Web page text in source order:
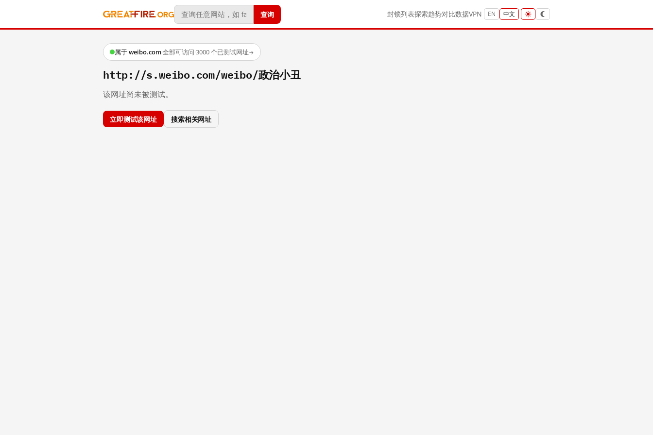
查询 封锁列表探索趋势对比数据VPN EN 中文
属于 weibo.com·全部可访问·3000 个已测试网址→
http://s.weibo.com/weibo/政治小丑
该网址尚未被测试。
立即测试该网址 搜索相关网址